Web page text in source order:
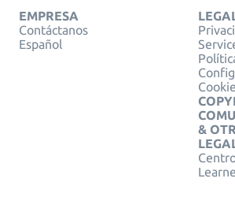
EMPRESA
Contáctanos
Español
&